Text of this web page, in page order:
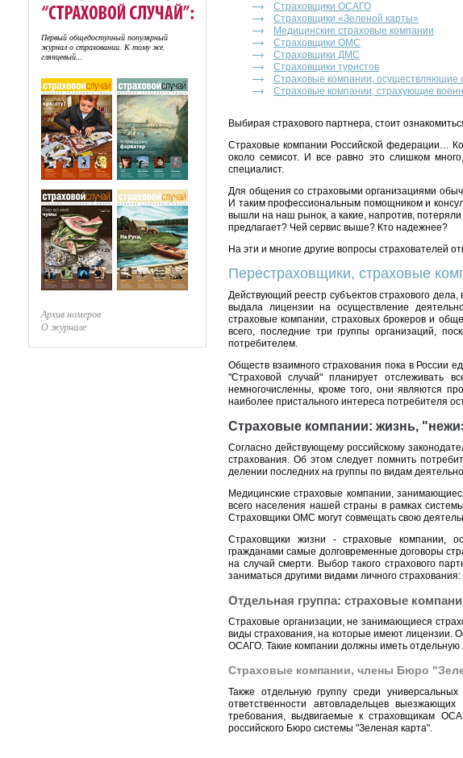
Первый общедоступный популярный
журнал о страховании. К тому же,
глянцевый...
Архив номеров
О журнале
Страховщики ОСАГО
Страховщики «Зеленой карты»
Медицинские страховые компании
Страховщики ОМС
Страховщики ДМС
Страховщики туристов
Страховые компании, осуществляющие
Страховые компании, страхующие
Выбирая страхового партнера, стоит
Страховые компании Российской федерации…
около семисот. И все равно это слишком
специалист.
Для общения со страховыми организациями
И таким профессиональным помощником и
вышли на наш рынок, а какие, напротив,
предлагает? Чей сервис выше? Кто надежнее?
На эти и многие другие вопросы страхователей
Перестраховщики, страховые
Действующий реестр субъектов страхового
выдала лицензии на осуществление
страховые компании, страховых брокеров и
всего, последние три группы организаций,
потребителем.
Обществ взаимного страхования пока в России
"Страховой случай" планирует отслеживать
немногочисленны, кроме того, они являются
наиболее пристального интереса потребителя
Страховые компании: жизнь,
Согласно действующему российскому
страхования. Об этом следует помнить
делении последних на группы по видам
Медицинские страховые компании,
всего населения нашей страны в рамках
Страховщики ОМС могут совмещать свою
Страховщики жизни - страховые компании,
гражданами самые долговременные договоры
на случай смерти. Выбор такого страхового
заниматься другими видами личного
Отдельная группа: страховые
Страховые организации, не занимающиеся
виды страхования, на которые имеют лицензии.
ОСАГО. Такие компании должны иметь отдельную
Страховые компании, члены Бюро
Также отдельную группу среди
ответственности автовладельцев
требования, выдвигаемые к страховщикам
российского Бюро системы "Зеленая карта".